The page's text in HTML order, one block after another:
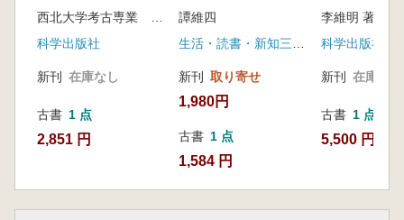
西北大学考古専業 日本赴陝西仏教遺跡考察団 麟游
科学出版社
新刊 在庫なし
古書 1 点
2,851 円
譚維四
生活・読書・新知三聯書店
新刊 取り寄せ
1,980円
古書 1 点
1,584 円
李維明 著 劉
科学出版社
新刊 在庫なし
古書 1 点
5,500 円